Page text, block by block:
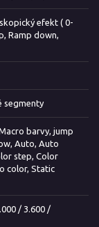
efekt ( 0-
Ramp down,
segmenty
barvy, jump
Auto, Auto
step, Color
color, Static
/ 3.600 /